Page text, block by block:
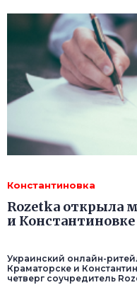
Константиновка
Rozetka открыла
и Константиновке
Украинский онлайн-
Краматорске и
четверг соучредитель